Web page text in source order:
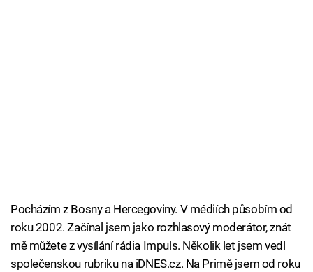
Pocházím z Bosny a Hercegoviny. V médiích působím od
roku 2002. Začínal jsem jako rozhlasový moderátor, znát
mě můžete z vysílání rádia Impuls. Několik let jsem vedl
společenskou rubriku na iDNES.cz. Na Primě jsem od roku